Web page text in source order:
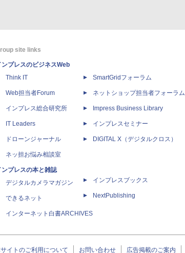
site links
ンプレスのビジネスWeb
Think IT
Web担当者Forum
インプレス総合研究所
IT Leaders
ドローンジャーナル
ネッ担お悩み相談室
ンプレスの本と雑誌
デジタルカメラマガジン
できるネット
インターネット白書ARCHIVES
SmartGridフォーラム
ネットショップ担当者フォーラム
Impress Business Library
インプレスセミナー
DIGITAL X（デジタルクロス）
インプレスブックス
NextPublishing
イトのご利用について お問い合わせ 広告掲載のご案内